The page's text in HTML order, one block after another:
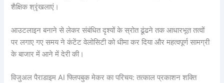
शैक्षिक श्रृंखलाएं।
आउटलाइन बनाने से लेकर संबंधित दृश्यों के स्रोत ढूंढने तक आधारभूत तत्वों
पर लगाए गए समय ने कंटेंट वेलोसिटी को धीमा कर दिया और महत्वपूर्ण सामग्री
के बाजार में आने में देरी की।
विजुअल पैराडाइम AI फ्लिपबुक मेकर का परिचय: तत्काल प्रकाशन शक्ति